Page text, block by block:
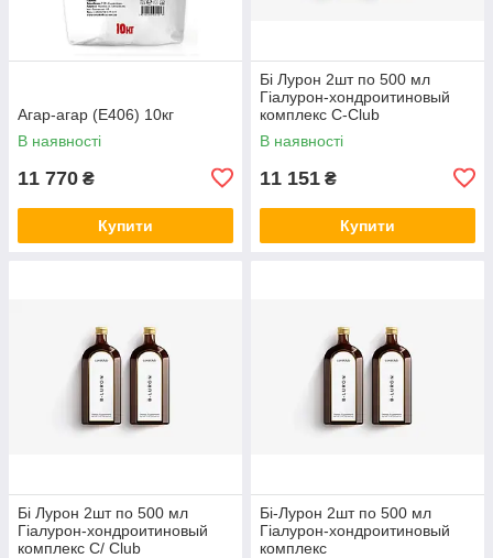
Агар-агар (Е406) 10кг
В наявності
11 770 ₴
Купити
Бі Лурон 2шт по 500 мл
Гіалурон-хондроитиновый
комплекс С-Club
В наявності
11 151 ₴
Купити
Бі Лурон 2шт по 500 мл
Гіалурон-хондроитиновый
комплекс С/ Club
Бі-Лурон 2шт по 500 мл
Гіалурон-хондроитиновый
комплекс